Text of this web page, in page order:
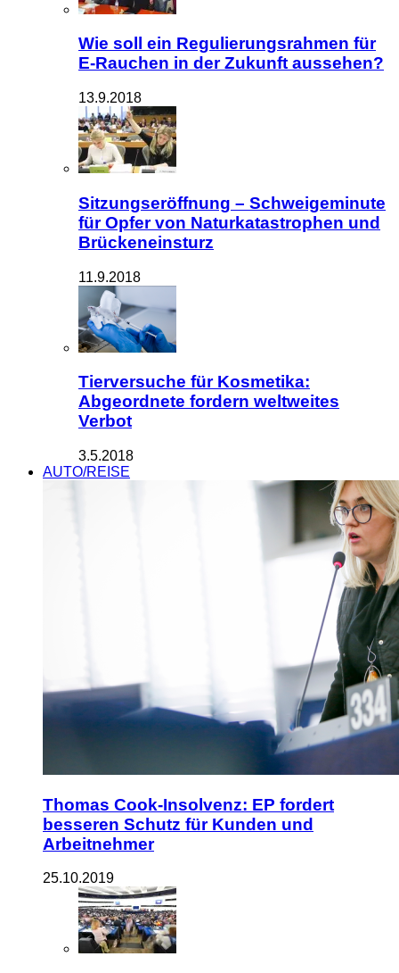
Wie soll ein Regulierungsrahmen für
E-Rauchen in der Zukunft aussehen?
13.9.2018
Sitzungseröffnung – Schweigeminute
für Opfer von Naturkatastrophen und
Brückeneinsturz
11.9.2018
Tierversuche für Kosmetika:
Abgeordnete fordern weltweites
Verbot
3.5.2018
AUTO/REISE
Thomas Cook-Insolvenz: EP fordert
besseren Schutz für Kunden und
Arbeitnehmer
25.10.2019